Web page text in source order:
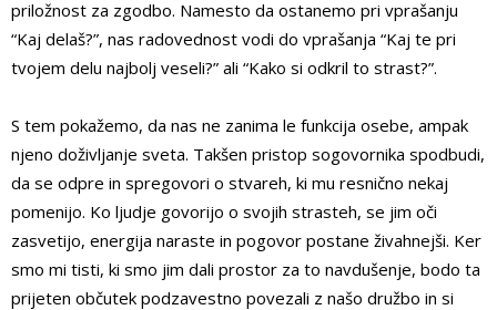
priložnost za zgodbo. Namesto da ostanemo pri vprašanju
“Kaj delaš?”, nas radovednost vodi do vprašanja “Kaj te pri
tvojem delu najbolj veseli?” ali “Kako si odkril to strast?”.
S tem pokažemo, da nas ne zanima le funkcija osebe, ampak
njeno doživljanje sveta. Takšen pristop sogovornika spodbudi,
da se odpre in spregovori o stvareh, ki mu resnično nekaj
pomenijo. Ko ljudje govorijo o svojih strasteh, se jim oči
zasvetijo, energija naraste in pogovor postane živahnejši. Ker
smo mi tisti, ki smo jim dali prostor za to navdušenje, bodo ta
prijeten občutek podzavestno povezali z našo družbo in si